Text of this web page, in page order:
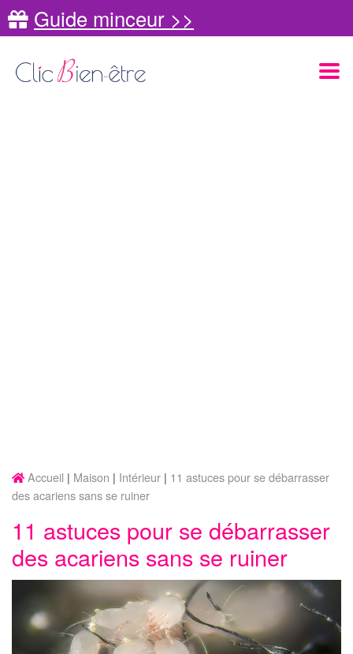
Guide minceur >>
Accueil Maison Intérieur
11 astuces pour se débarrasser
des acariens sans se ruiner
11 astuces pour se débarrasser
des acariens sans se ruiner